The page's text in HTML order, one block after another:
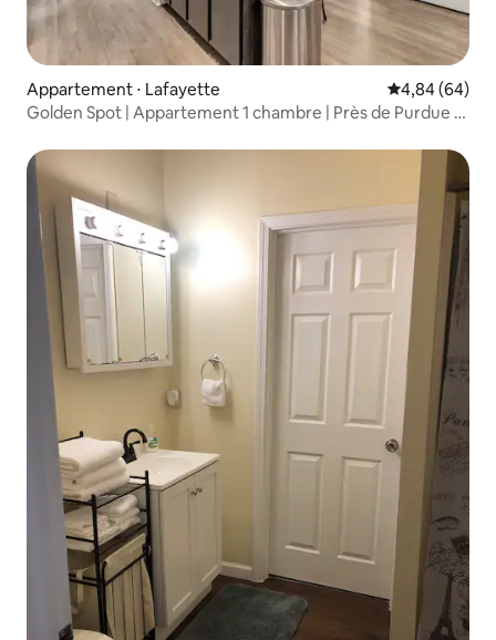
Appartement ⋅ Lafayette Évaluation
4,84 (64)
Golden Spot | Appartement 1 chambre | Près de Purdue |